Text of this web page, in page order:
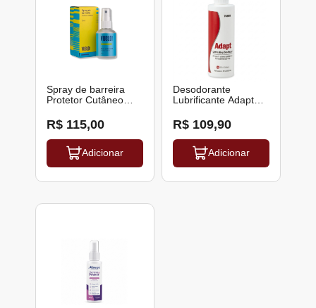
Spray de barreira
Protetor Cutâneo
R$ 115,00
Adicionar
Desodorante
Lubrificante Adapt
R$ 109,90
Adicionar